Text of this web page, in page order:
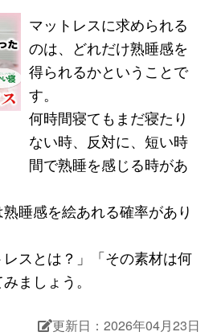
マットレスに求められる
のは、どれだけ熟睡感を
得られるかということで
す。
何時間寝てもまだ寝たり
ない時、反対に、短い時
間で熟睡を感じる時があ
睡感を絵あれる確率があり
スとは？」「その素材は何
ましょう。
更新日：2026年04月23日